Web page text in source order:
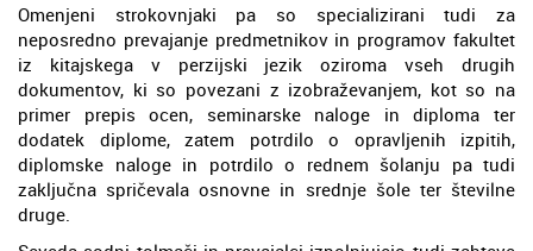
Omenjeni strokovnjaki pa so specializirani tudi za
neposredno prevajanje predmetnikov in programov fakultet
iz kitajskega v perzijski jezik oziroma vseh drugih
dokumentov, ki so povezani z izobraževanjem, kot so na
primer prepis ocen, seminarske naloge in diploma ter
dodatek diplome, zatem potrdilo o opravljenih izpitih,
diplomske naloge in potrdilo o rednem šolanju pa tudi
zaključna spričevala osnovne in srednje šole ter številne
druge.